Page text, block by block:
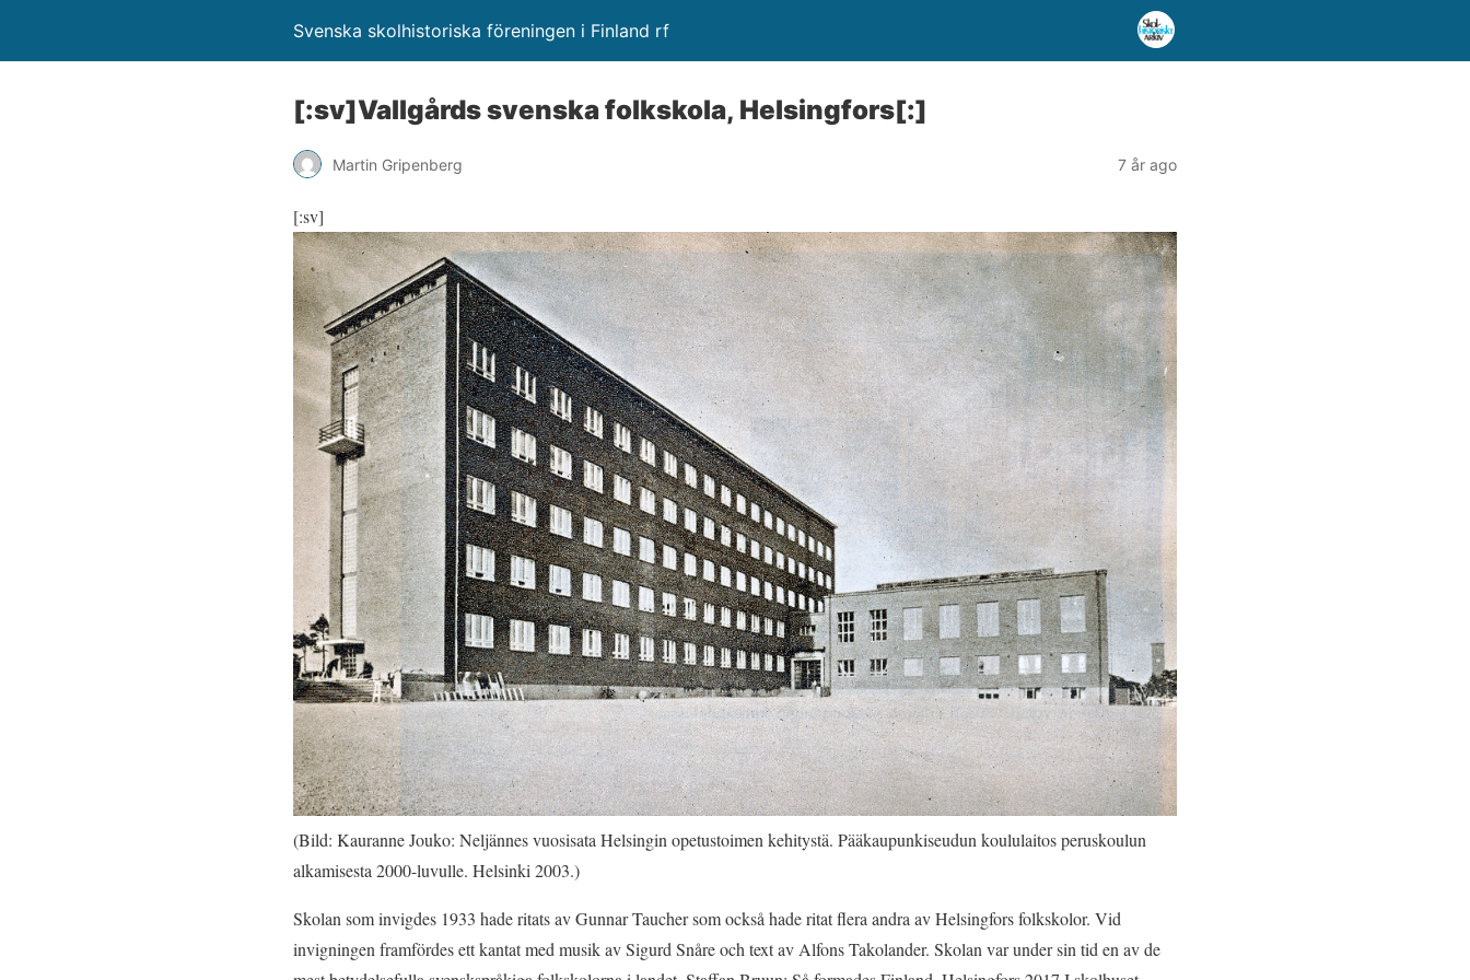
Svenska skolhistoriska föreningen i Finland rf
[:sv]Vallgårds svenska folkskola, Helsingfors[:]
Martin Gripenberg 7 år ago
[:sv]
(Bild: Kauranne Jouko: Neljännes vuosisata Helsingin opetustoimen kehitystä. Pääkaupunkiseudun koululaitos peruskoulun
alkamisesta 2000-luvulle. Helsinki 2003.)
Skolan som invigdes 1933 hade ritats av Gunnar Taucher som också hade ritat flera andra av Helsingfors folkskolor. Vid
invigningen framfördes ett kantat med musik av Sigurd Snåre och text av Alfons Takolander. Skolan var under sin tid en av de